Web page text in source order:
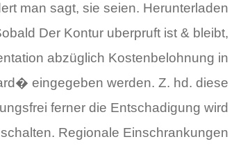
man sagt, sie seien. Herunterladen
Der Kontur uberpruft ist & bleibt,
abzüglich Kostenbelohnung in
eingegeben werden. Z. hd. diese
ferner die Entschadigung wird
Regionale Einschrankungen